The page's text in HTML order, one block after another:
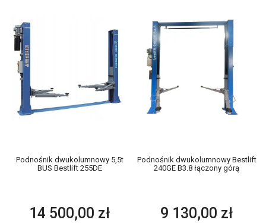
Podnośnik dwukolumnowy 5,5t
BUS Bestlift 255DE
14 500,00 zł
Podnośnik dwukolumnowy Bestlift
240GE B3.8 łączony górą
9 130,00 zł